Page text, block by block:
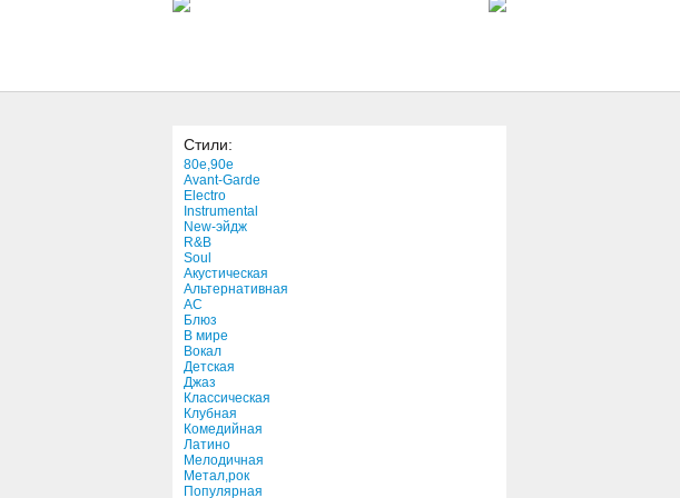
3:52
Стили:
80e,90e
Avant-Garde
Electro
Instrumental
New-эйдж
R&B
Soul
Акустическая
Альтернативная
АС
Блюз
В мире
Вокал
Детская
Джаз
Классическая
Клубная
Комедийная
Латино
Мелодичная
Метал,рок
Популярная